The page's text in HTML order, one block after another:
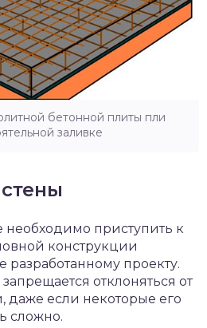
бетонной плиты пли
заливке
необходимо приступить к
конструкции
разработанному проекту.
отклоняться от
даже если некоторые его
сложно.